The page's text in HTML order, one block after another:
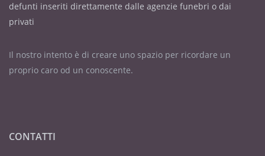
defunti inseriti direttamente dalle agenzie funebri o dai
privati
Il nostro intento è di creare uno spazio per ricordare un
proprio caro od un conoscente.
CONTATTI